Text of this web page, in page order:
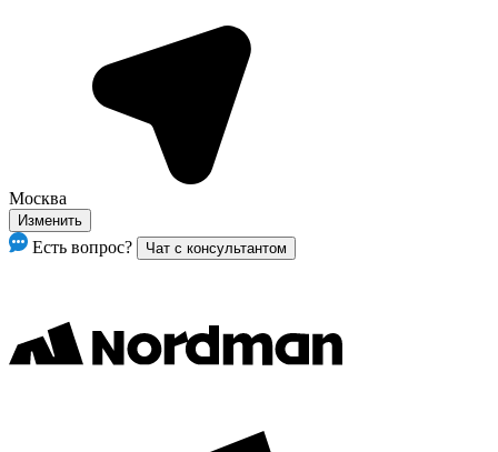
Москва
Изменить
Есть вопрос? Чат с консультантом